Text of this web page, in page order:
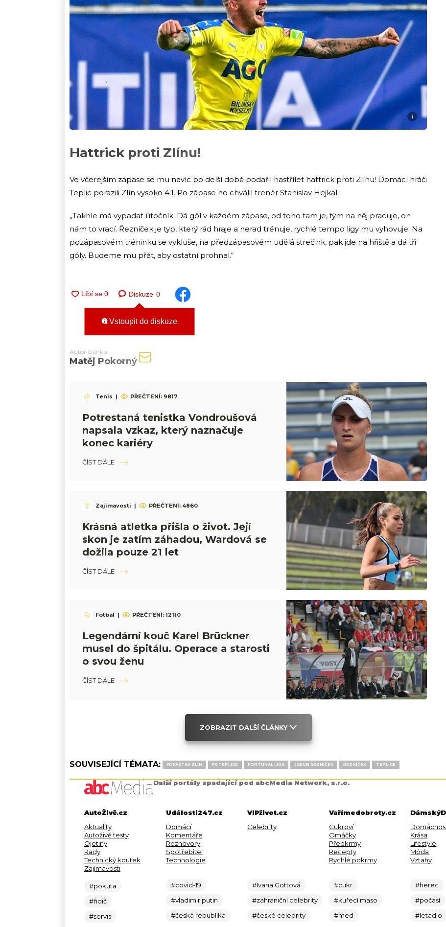
i
Hattrick proti Zlínu!
Ve včerejším zápase se mu navíc po delší době podařil nastřílet hattrick proti Zlínu! Domácí hráči
Teplic porazili Zlín vysoko 4:1. Po zápase ho chválil trenér Stanislav Hejkal:
„Takhle má vypadat útočník. Dá gól v každém zápase, od toho tam je, tým na něj pracuje, on
nám to vrací. Řezníček je typ, který rád hraje a nerad trénuje, rychlé tempo ligy mu vyhovuje. Na
pozápasovém tréninku se vykluše, na předzápasovém udělá strečink, pak jde na hřiště a dá tři
góly. Budeme mu přát, aby ostatní prohnal.“
Diskuze 0
Vstoupit do diskuze
Autor článku
Matěj Pokorný
Tenis | PŘEČTENÍ: 9817
Potrestaná tenistka Vondroušová
napsala vzkaz, který naznačuje
konec kariéry
ČÍST DÁLE
Zajímavosti | PŘEČTENÍ: 4860
Krásná atletka přišla o život. Její
skon je zatím záhadou, Wardová se
dožila pouze 21 let
ČÍST DÁLE
Fotbal | PŘEČTENÍ: 12110
Legendární kouč Karel Brückner
musel do špitálu. Operace a starosti
o svou ženu
ČÍST DÁLE
ZOBRAZIT DALŠÍ ČLÁNKY
SOUVISEJÍCÍ TÉMATA: FC FASTAV ZLÍN FK TEPLICE FORTUNAL LIGA JAKUB ŘEZNÍČEK ŘEZNÍČEK TEPLICE
Další portály spadající pod abcMedia Network, s.r.o.
AutoŽivě.cz
Aktuality
Autoživě testy
Ojetiny
Rady
Technický koutek
Zajímavosti
#pokuta
#řidič
#servis
Události247.cz
Domácí
Komentáře
Rozhovory
Spotřebitel
Technologie
#covid-19
#vladimir putin
#česká republika
VIPživot.cz
Celebrity
#Ivana Gottová
#zahraniční celebrity
#české celebrity
Vařímedobroty.cz
Cukroví
Omáčky
Předkrmy
Recepty
Rychlé pokrmy
#cukr
#kuřecí maso
#med
Krása
Lifestyle
Móda
Vztahy
#herec
#počasí
#letadlo